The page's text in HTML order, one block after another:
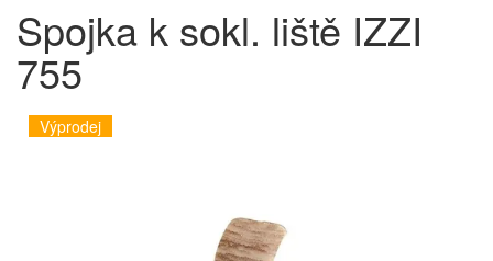
Spojka k sokl. liště IZZI
755
Výprodej